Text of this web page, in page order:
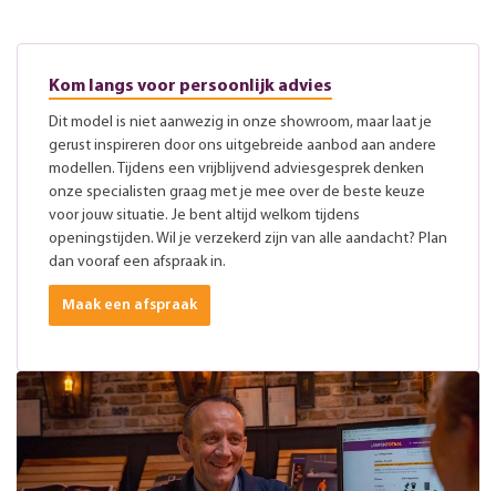
Kom langs voor persoonlijk advies
Dit model is niet aanwezig in onze showroom, maar laat je
gerust inspireren door ons uitgebreide aanbod aan andere
modellen. Tijdens een vrijblijvend adviesgesprek denken
onze specialisten graag met je mee over de beste keuze
voor jouw situatie. Je bent altijd welkom tijdens
openingstijden. Wil je verzekerd zijn van alle aandacht? Plan
dan vooraf een afspraak in.
Maak een afspraak